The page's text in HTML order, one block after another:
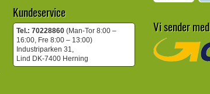
Kundeservice
Tel.: 70228860 (Man-Tor 8:00 –
16:00, Fre 8:00 – 13:00)
Industriparken 31,
Lind DK-7400 Herning
Vi sender med